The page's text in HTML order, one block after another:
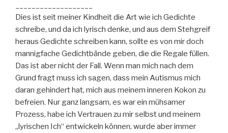
Dies ist seit meiner Kindheit die Art wie ich Gedichte
schreibe, und da ich lyrisch denke, und aus dem Stehgreif
heraus Gedichte schreiben kann, sollte es von mir doch
mannigfache Gedichtbände geben, die die Regale füllen.
Das ist aber nicht der Fall. Wenn man mich nach dem
Grund fragt muss ich sagen, dass mein Autismus mich
daran gehindert hat, mich aus meinem inneren Kokon zu
befreien. Nur ganz langsam, es war ein mühsamer
Prozess, habe ich Vertrauen zu mir selbst und meinem
„lyrischen Ich“ entwickeln können, wurde aber immer